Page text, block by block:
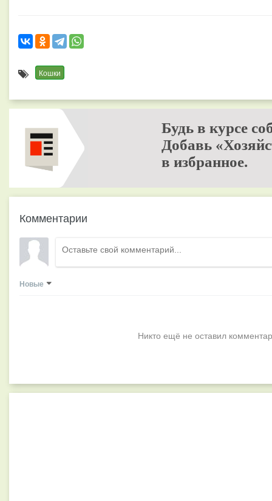
Кошки
Будь в курсе
Добавь
в избранное.
Комментарии
Новые
Никто ещё не оставил